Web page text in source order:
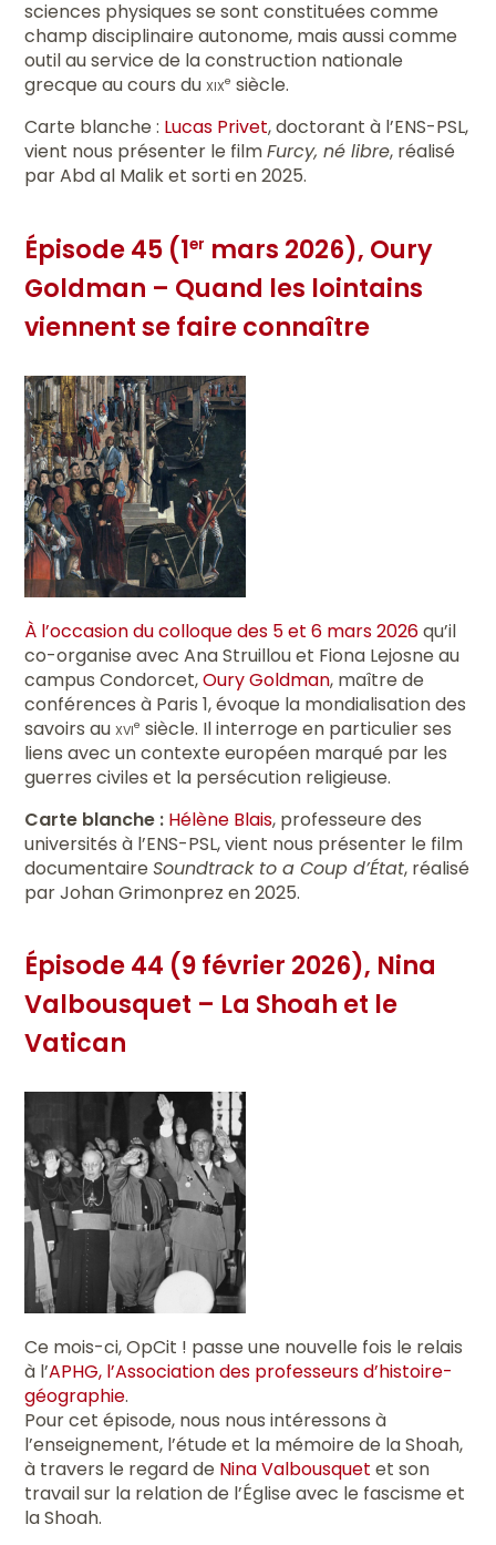
sciences physiques se sont constituées comme
champ disciplinaire autonome, mais aussi comme
outil au service de la construction nationale
grecque au cours duxixe siècle.
Carte blanche : Lucas Privet, doctorant à l’ENS-PSL,
vient nous présenter le filmFurcy, né libre, réalisé
par Abd al Malik et sorti en 2025.
Épisode 45 (1er mars 2026), Oury
Goldman – Quand les lointains
viennent se faire connaître
À l’occasion du colloque des 5 et 6 mars 2026qu’il
co-organise avec Ana Struillou et Fiona Lejosne au
campus Condorcet,Oury Goldman, maître de
conférences à Paris 1, évoque la mondialisation des
savoirs auxvie siècle. Il interroge en particulier ses
liens avec un contexte européen marqué par les
guerres civiles et la persécution religieuse.
Carte blanche : Hélène Blais, professeure des
universités à l’ENS-PSL, vient nous présenter le film
documentaireSoundtrack to a Coup d’État, réalisé
par Johan Grimonprez en 2025.
Épisode 44 (9 février 2026), Nina
Valbousquet – La Shoah et le
Vatican
Ce mois-ci, OpCit ! passe une nouvelle fois le relais
à l’APHG, l’Association des professeurs d’histoire-
géographie.
Pour cet épisode, nous nous intéressons à
l’enseignement, l’étude et la mémoire de la Shoah,
à travers le regard de Nina Valbousquet et son
travail sur la relation de l’Église avec le fascisme et
la Shoah.